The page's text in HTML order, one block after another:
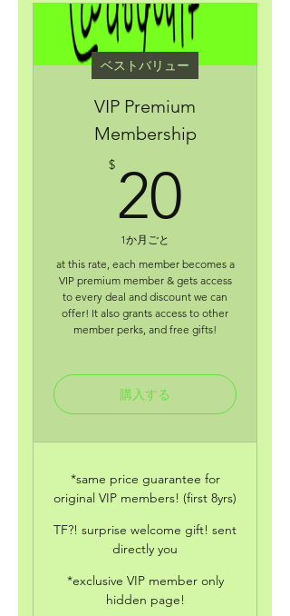
ベストバリュー
VIP Premium
Membership
$ 20
1か月ごと
at this rate, each member becomes a
VIP premium member & gets access
to every deal and discount we can
offer! It also grants access to other
member perks, and free gifts!
購入する
*same price guarantee for
original VIP members! (first 8yrs)
TF?! surprise welcome gift! sent
directly you
*exclusive VIP member only
hidden page!